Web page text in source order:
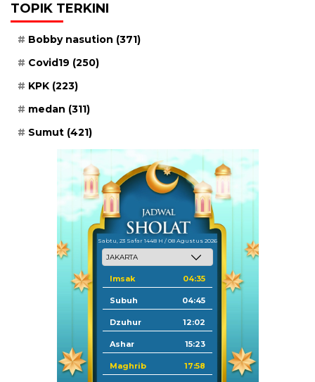
TOPIK TERKINI
Bobby nasution (371)
Covid19 (250)
KPK (223)
medan (311)
Sumut (421)
Sabtu, 23 Safar 1448 H / 08 Agustus 2026
Imsak 04:35
Subuh 04:45
Dzuhur 12:02
Ashar 15:23
Maghrib 17:58